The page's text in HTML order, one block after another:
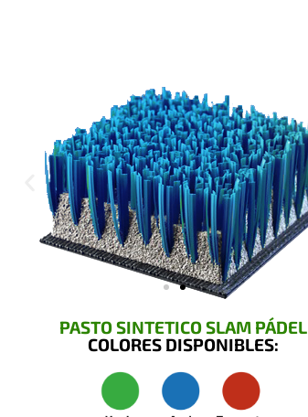
PASTO SINTETICO SLAM PÁDEL
COLORES DISPONIBLES: